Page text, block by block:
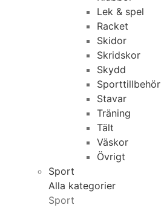
Lek & spel
Racket
Skidor
Skridskor
Skydd
Sporttillbehör
Stavar
Träning
Tält
Väskor
Övrigt
Sport
Alla kategorier
Sport